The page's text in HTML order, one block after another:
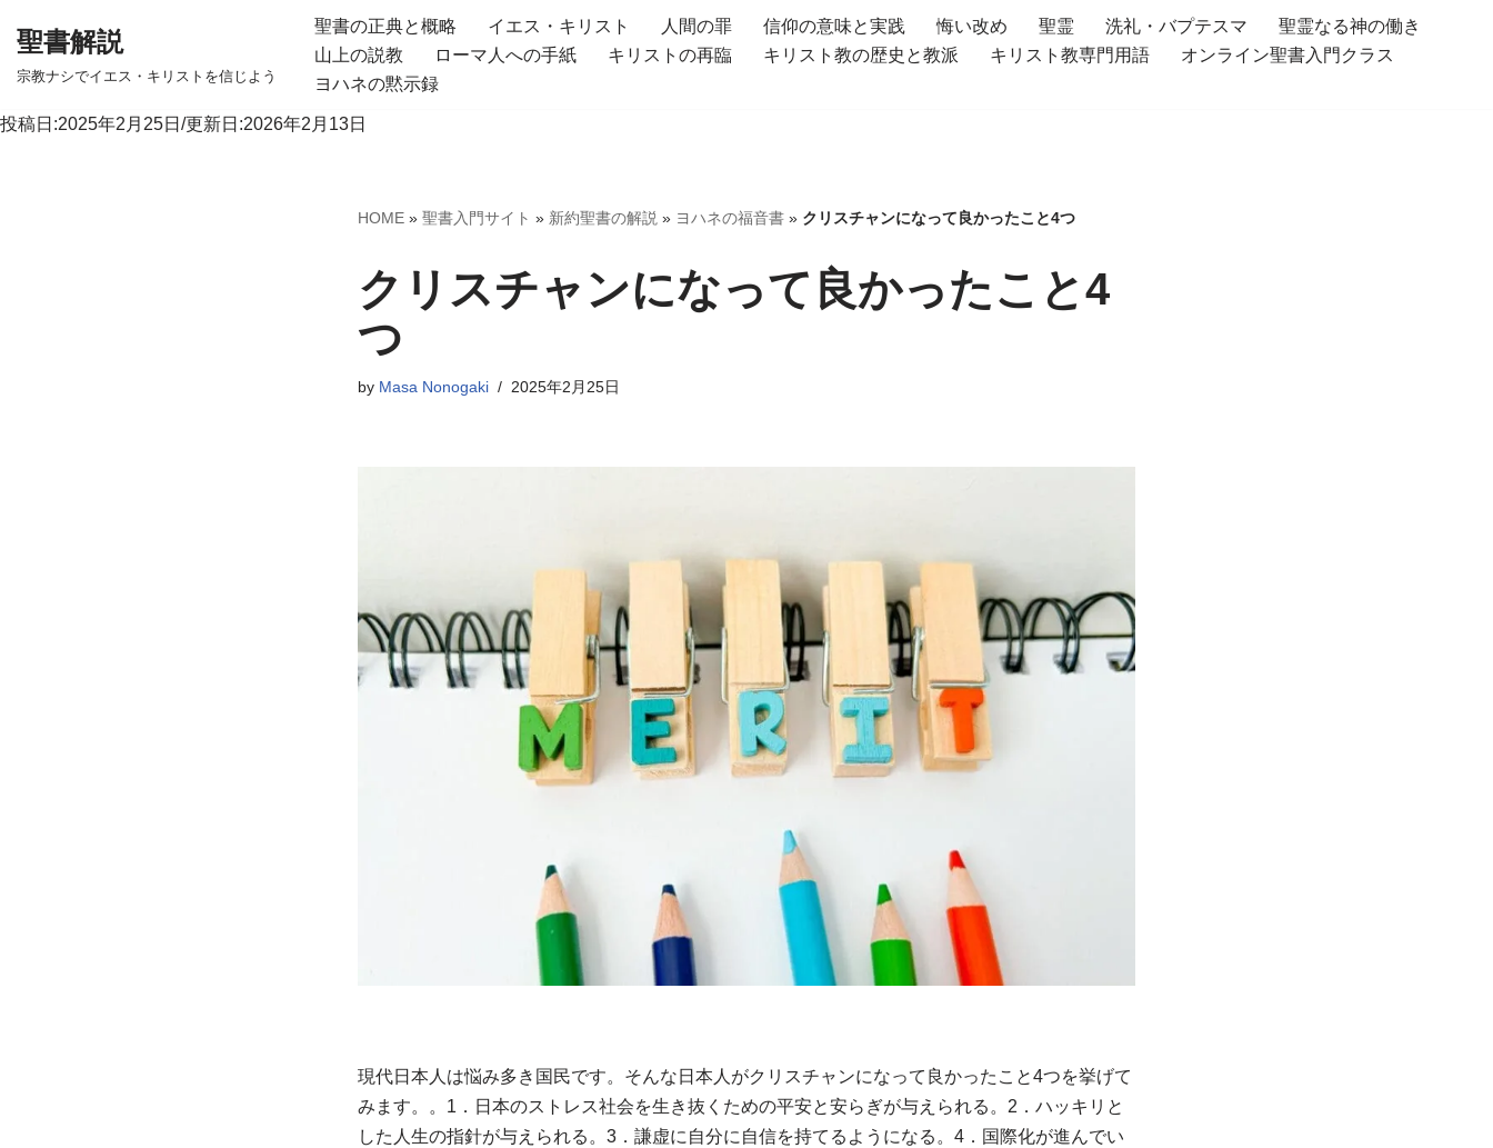
テ
聖書解説
宗教ナシでイエス・キリストを信じよう
聖書の正典と概略 イエス・キリスト 人間の罪 信仰の意味と実践 悔い改め 聖霊 洗礼・バプテスマ
聖霊なる神の働き
山上の説教
ローマ人への手紙 キリストの再臨 キリスト教の歴史と教派 キリスト教専門用語
オンライン聖書入門クラス
ヨハネの黙示録
投稿日:2025年2月25日/更新日:2026年2月13日
HOME » 聖書入門サイト » 新約聖書の解説 » ヨハネの福音書 » クリスチャンになって良かったこと4つ
クリスチャンになって良かったこと4
つ
by Masa Nonogaki 2025年2月25日
現代日本人は悩み多き国民です。そんな日本人がクリスチャンになって良かったこと4つを挙げて
みます。。1．日本のストレス社会を生き抜くための平安と安らぎが与えられる。2．ハッキリと
した人生の指針が与えられる。3．謙虚に自分に自信を持てるようになる。4．国際化が進んでい